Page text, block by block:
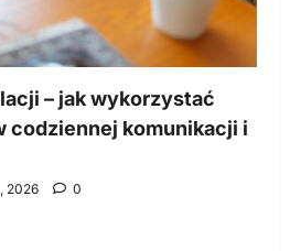
– jak wykorzystać
codziennej komunikacji i
2026 0